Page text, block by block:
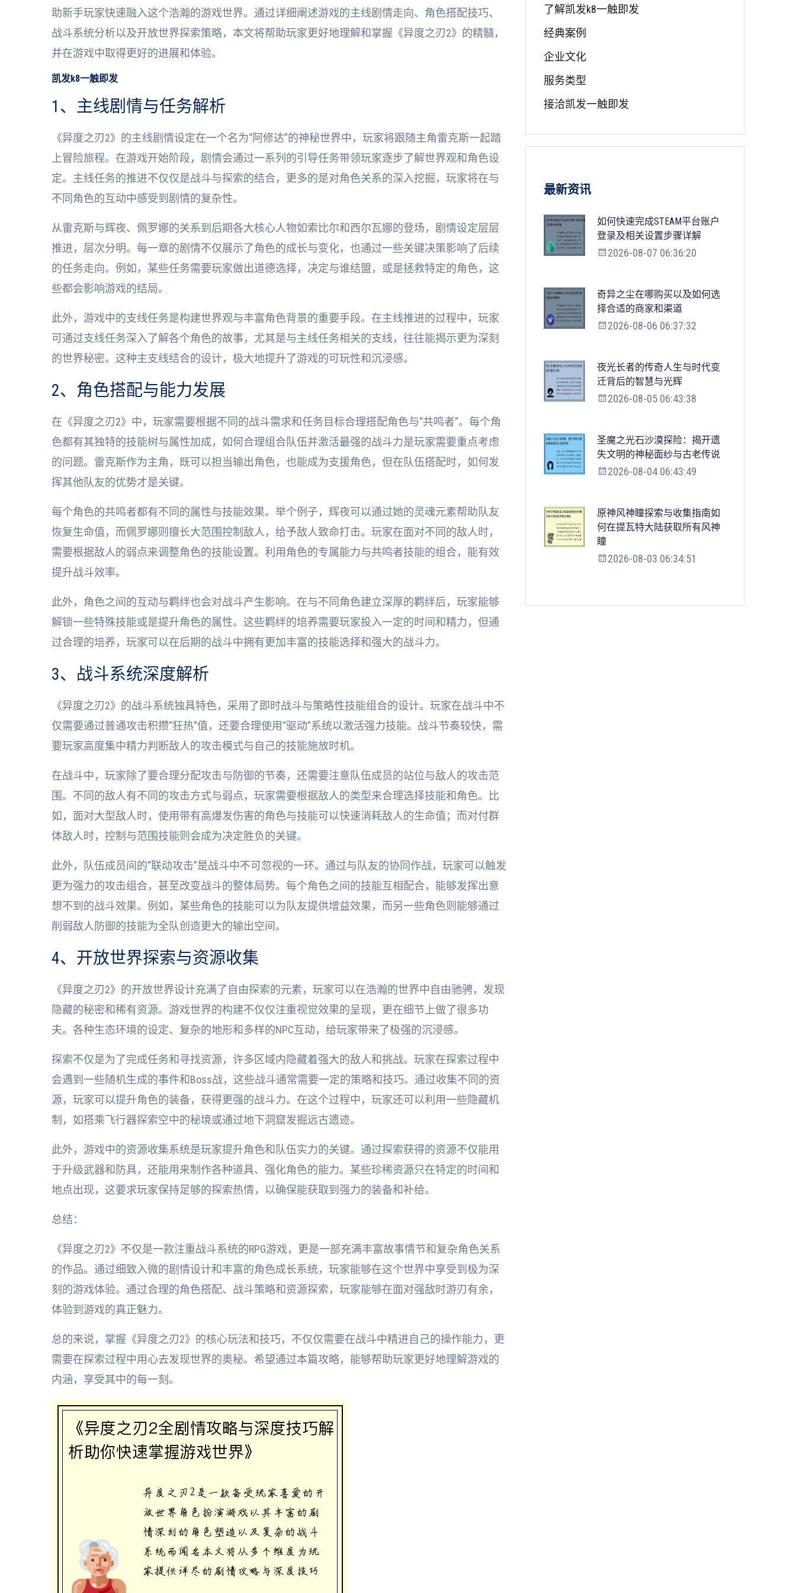
助新手玩家快速融入这个浩瀚的游戏世界。通过详细阐述游戏的主线剧情走向、角色搭配技巧、
战斗系统分析以及开放世界探索策略，本文将帮助玩家更好地理解和掌握《异度之刃2》的精髓，
并在游戏中取得更好的进展和体验。
凯发k8一触即发
1、主线剧情与任务解析
《异度之刃2》的主线剧情设定在一个名为“阿修达”的神秘世界中，玩家将跟随主角雷克斯一起踏
上冒险旅程。在游戏开始阶段，剧情会通过一系列的引导任务带领玩家逐步了解世界观和角色设
定。主线任务的推进不仅仅是战斗与探索的结合，更多的是对角色关系的深入挖掘，玩家将在与
不同角色的互动中感受到剧情的复杂性。
从雷克斯与辉夜、佩罗娜的关系到后期各大核心人物如索比尔和西尔瓦娜的登场，剧情设定层层
推进，层次分明。每一章的剧情不仅展示了角色的成长与变化，也通过一些关键决策影响了后续
的任务走向。例如，某些任务需要玩家做出道德选择，决定与谁结盟，或是拯救特定的角色，这
些都会影响游戏的结局。
此外，游戏中的支线任务是构建世界观与丰富角色背景的重要手段。在主线推进的过程中，玩家
可通过支线任务深入了解各个角色的故事，尤其是与主线任务相关的支线，往往能揭示更为深刻
的世界秘密。这种主支线结合的设计，极大地提升了游戏的可玩性和沉浸感。
2、角色搭配与能力发展
在《异度之刃2》中，玩家需要根据不同的战斗需求和任务目标合理搭配角色与“共鸣者”。每个角
色都有其独特的技能树与属性加成，如何合理组合队伍并激活最强的战斗力是玩家需要重点考虑
的问题。雷克斯作为主角，既可以担当输出角色，也能成为支援角色，但在队伍搭配时，如何发
挥其他队友的优势才是关键。
每个角色的共鸣者都有不同的属性与技能效果。举个例子，辉夜可以通过她的灵魂元素帮助队友
恢复生命值，而佩罗娜则擅长大范围控制敌人，给予敌人致命打击。玩家在面对不同的敌人时，
需要根据敌人的弱点来调整角色的技能设置。利用角色的专属能力与共鸣者技能的组合，能有效
提升战斗效率。
此外，角色之间的互动与羁绊也会对战斗产生影响。在与不同角色建立深厚的羁绊后，玩家能够
解锁一些特殊技能或是提升角色的属性。这些羁绊的培养需要玩家投入一定的时间和精力，但通
过合理的培养，玩家可以在后期的战斗中拥有更加丰富的技能选择和强大的战斗力。
3、战斗系统深度解析
《异度之刃2》的战斗系统独具特色，采用了即时战斗与策略性技能组合的设计。玩家在战斗中不
仅需要通过普通攻击积攒“狂热”值，还要合理使用“驱动”系统以激活强力技能。战斗节奏较快，需
要玩家高度集中精力判断敌人的攻击模式与自己的技能施放时机。
在战斗中，玩家除了要合理分配攻击与防御的节奏，还需要注意队伍成员的站位与敌人的攻击范
围。不同的敌人有不同的攻击方式与弱点，玩家需要根据敌人的类型来合理选择技能和角色。比
如，面对大型敌人时，使用带有高爆发伤害的角色与技能可以快速消耗敌人的生命值；而对付群
体敌人时，控制与范围技能则会成为决定胜负的关键。
此外，队伍成员间的“联动攻击”是战斗中不可忽视的一环。通过与队友的协同作战，玩家可以触发
更为强力的攻击组合，甚至改变战斗的整体局势。每个角色之间的技能互相配合，能够发挥出意
想不到的战斗效果。例如，某些角色的技能可以为队友提供增益效果，而另一些角色则能够通过
削弱敌人防御的技能为全队创造更大的输出空间。
4、开放世界探索与资源收集
《异度之刃2》的开放世界设计充满了自由探索的元素，玩家可以在浩瀚的世界中自由驰骋，发现
隐藏的秘密和稀有资源。游戏世界的构建不仅仅注重视觉效果的呈现，更在细节上做了很多功
夫。各种生态环境的设定、复杂的地形和多样的NPC互动，给玩家带来了极强的沉浸感。
探索不仅是为了完成任务和寻找资源，许多区域内隐藏着强大的敌人和挑战。玩家在探索过程中
会遇到一些随机生成的事件和Boss战，这些战斗通常需要一定的策略和技巧。通过收集不同的资
源，玩家可以提升角色的装备，获得更强的战斗力。在这个过程中，玩家还可以利用一些隐藏机
制，如搭乘飞行器探索空中的秘境或通过地下洞窟发掘远古遗迹。
此外，游戏中的资源收集系统是玩家提升角色和队伍实力的关键。通过探索获得的资源不仅能用
于升级武器和防具，还能用来制作各种道具、强化角色的能力。某些珍稀资源只在特定的时间和
地点出现，这要求玩家保持足够的探索热情，以确保能获取到强力的装备和补给。
总结：
《异度之刃2》不仅是一款注重战斗系统的RPG游戏，更是一部充满丰富故事情节和复杂角色关系
的作品。通过细致入微的剧情设计和丰富的角色成长系统，玩家能够在这个世界中享受到极为深
刻的游戏体验。通过合理的角色搭配、战斗策略和资源探索，玩家能够在面对强敌时游刃有余，
体验到游戏的真正魅力。
总的来说，掌握《异度之刃2》的核心玩法和技巧，不仅仅需要在战斗中精进自己的操作能力，更
需要在探索过程中用心去发现世界的奥秘。希望通过本篇攻略，能够帮助玩家更好地理解游戏的
内涵，享受其中的每一刻。
了解凯发k8一触即发
经典案例
企业文化
服务类型
接洽凯发一触即发
最新资讯
如何快速完成STEAM平台账户
登录及相关设置步骤详解
2026-08-07 06:36:20
奇异之尘在哪购买以及如何选
择合适的商家和渠道
2026-08-06 06:37:32
夜光长者的传奇人生与时代变
迁背后的智慧与光辉
2026-08-05 06:43:38
圣魔之光石沙漠探险：揭开遗
失文明的神秘面纱与古老传说
2026-08-04 06:43:49
原神风神瞳探索与收集指南如
何在提瓦特大陆获取所有风神
瞳
2026-08-03 06:34:51